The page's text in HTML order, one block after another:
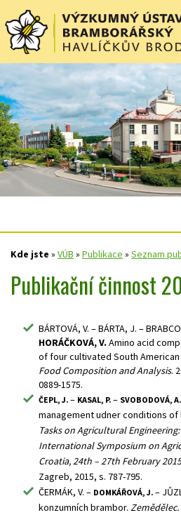
Kde jste » VÚB » Publikace » Seznam
Publikační činnost
BÁRTOVÁ, V. – BÁRTA, J. –
HORÁČKOVÁ, V. Amino acid
of four cultivated South
Food Composition and Analysis.
0889-1575.
ČEPL, J. – KASAL, P. – SVOBODOVÁ, A.
management udner conditions of
Tasks on Agricultural
International Symposium on
Croatia, 24th – 27th February 2015
Zagreb, 2015, s. 787-795.
ČERMÁK, V. – DOMKÁŘOVÁ, J. –
konzumních brambor. Zemědělec.